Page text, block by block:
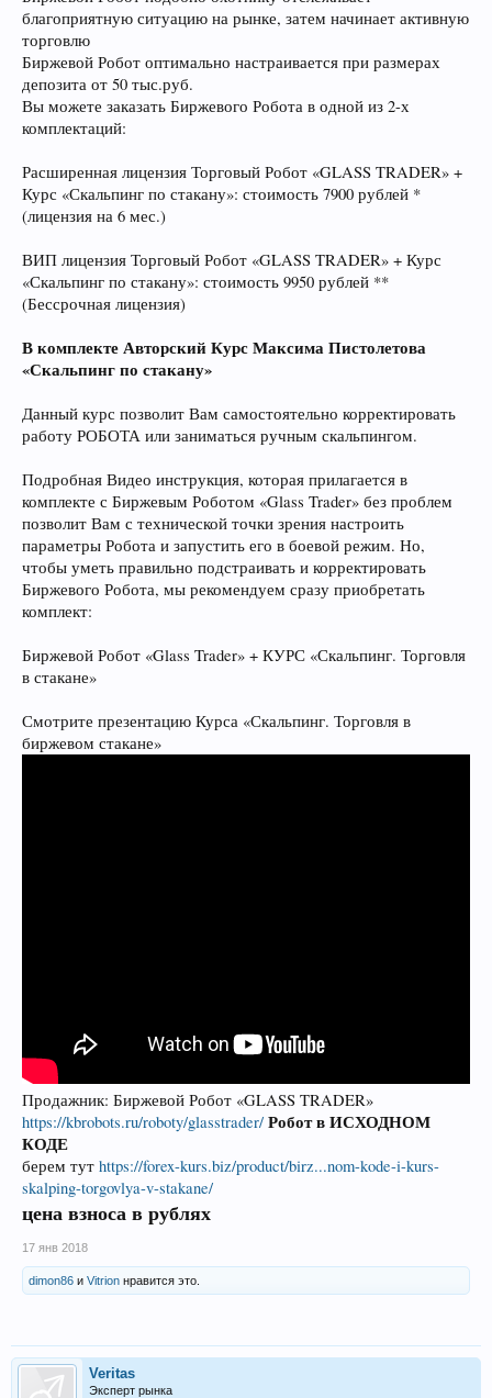
благоприятную ситуацию на рынке, затем начинает активную
торговлю
Биржевой Робот оптимально настраивается при размерах
депозита от 50 тыс.руб.
Вы можете заказать Биржевого Робота в одной из 2-х
комплектаций:
Расширенная лицензия Торговый Робот «GLASS TRADER» +
Курс «Скальпинг по стакану»: стоимость 7900 рублей *
(лицензия на 6 мес.)
ВИП лицензия Торговый Робот «GLASS TRADER» + Курс
«Скальпинг по стакану»: стоимость 9950 рублей **
(Бессрочная лицензия)
В комплекте Авторский Курс Максима Пистолетова
«Скальпинг по стакану»
Данный курс позволит Вам самостоятельно корректировать
работу РОБОТА или заниматься ручным скальпингом.
Подробная Видео инструкция, которая прилагается в
комплекте с Биржевым Роботом «Glass Trader» без проблем
позволит Вам с технической точки зрения настроить
параметры Робота и запустить его в боевой режим. Но,
чтобы уметь правильно подстраивать и корректировать
Биржевого Робота, мы рекомендуем сразу приобретать
комплект:
Биржевой Робот «Glass Trader» + КУРС «Скальпинг. Торговля
в стакане»
Смотрите презентацию Курса «Скальпинг. Торговля в
биржевом стакане»
Продажник: Биржевой Робот «GLASS TRADER»
https://kbrobots.ru/roboty/glasstrader/ Робот в ИСХОДНОМ
КОДЕ
берем тут https://forex-kurs.biz/product/birz...nom-kode-i-kurs-
skalping-torgovlya-v-stakane/
цена взноса в рублях
17 янв 2018
dimon86 и Vitrion нравится это.
Veritas
Эксперт рынка